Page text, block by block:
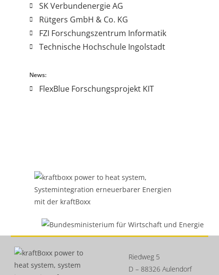
SK Verbundenergie AG
Rütgers GmbH & Co. KG
FZI Forschungszentrum Informatik
Technische Hochschule Ingolstadt
News:
FlexBlue Forschungsprojekt KIT
Riedweg 5
D – 88326 Aulendorf